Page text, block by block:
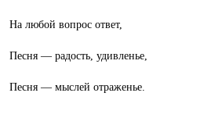
На любой вопрос ответ,
Песня — радость, удивленье,
Песня — мыслей отраженье.